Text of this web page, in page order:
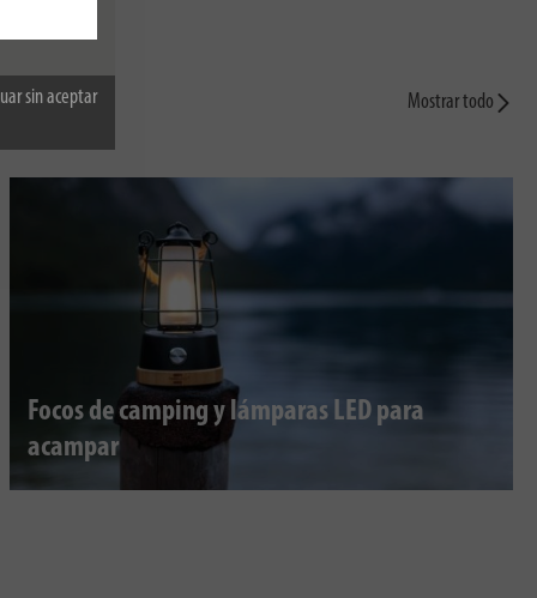
sin aceptar Mostrar todo
Focos de camping y lámparas LED para
acampar